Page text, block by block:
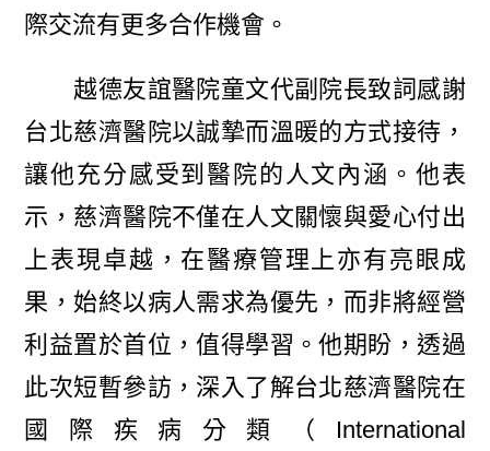
際交流有更多合作機會。
越德友誼醫院童文代副院長致詞感謝
台北慈濟醫院以誠摯而溫暖的方式接待，
讓他充分感受到醫院的人文內涵。他表
示，慈濟醫院不僅在人文關懷與愛心付出
上表現卓越，在醫療管理上亦有亮眼成
果，始終以病人需求為優先，而非將經營
利益置於首位，值得學習。他期盼，透過
此次短暫參訪，深入了解台北慈濟醫院在
國際疾病分類（International